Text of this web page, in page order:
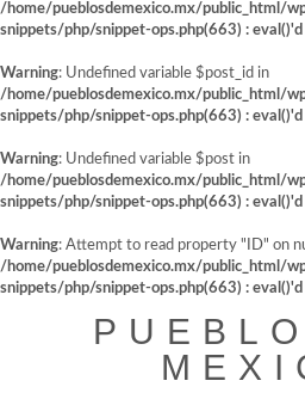
/home/pueblosdemexico.mx/public_html/
snippets/php/snippet-ops.php(663) : eval()'d
Warning: Undefined variable $post_id in
/home/pueblosdemexico.mx/public_html/
snippets/php/snippet-ops.php(663) : eval()'d
Warning: Undefined variable $post in
/home/pueblosdemexico.mx/public_html/
snippets/php/snippet-ops.php(663) : eval()'d
Warning: Attempt to read property "ID" on
/home/pueblosdemexico.mx/public_html/
snippets/php/snippet-ops.php(663) : eval()'d